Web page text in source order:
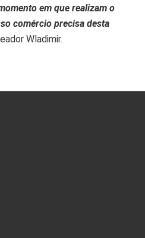
em que realizam o
comércio precisa desta
Wladimir.